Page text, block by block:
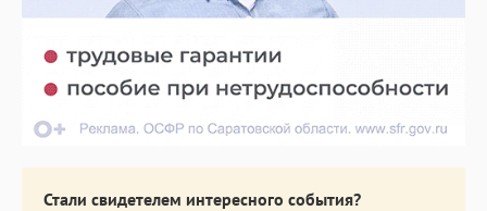
Стали свидетелем интересного события?